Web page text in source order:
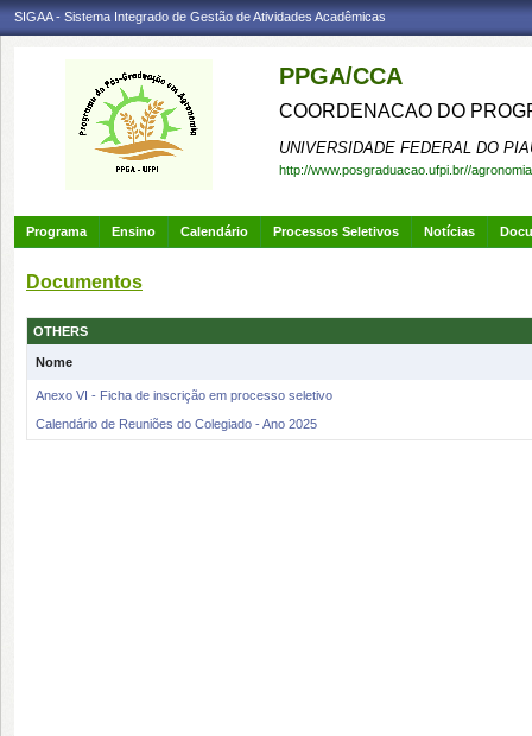
SIGAA - Sistema Integrado de Gestão de Atividades Acadêmicas
PPGA/CCA
COORDENACAO DO
UNIVERSIDADE FEDERAL DO
http://www.posgraduacao.ufpi.br//agronomia
Programa Ensino Calendário Processos Seletivos Notícias
Documentos
OTHERS
Nome
Anexo VI - Ficha de inscrição em processo seletivo
Calendário de Reuniões do Colegiado - Ano 2025